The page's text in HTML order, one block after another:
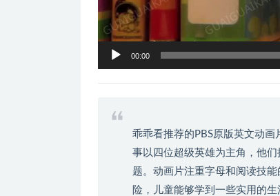
00:00
乖乖看推荐的PBS原版英文动
事以四位超级英雄为主角，他
题。动画片注重字母和阅读技
险，儿童能够学到一些实用的生